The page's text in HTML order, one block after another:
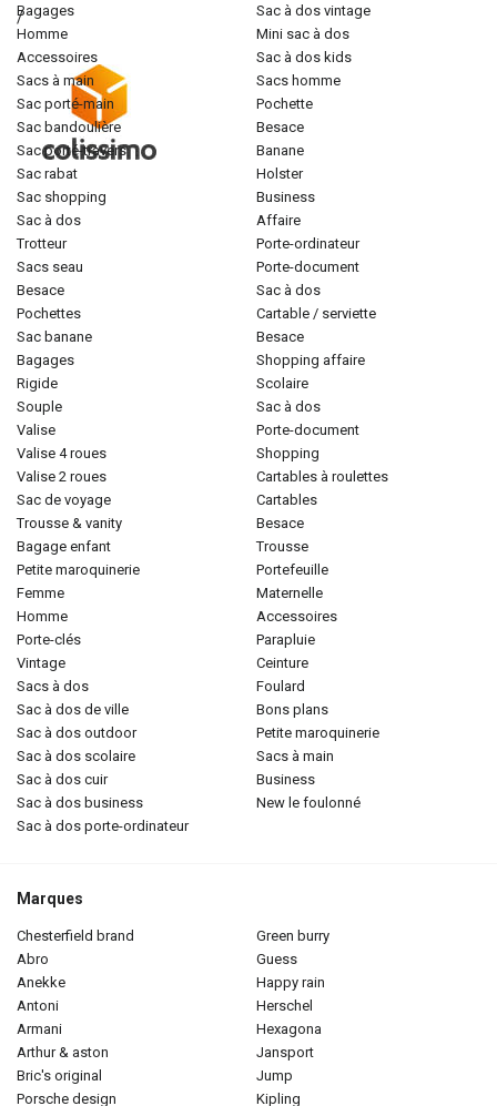
/ bagages
homme
accessoires
sacs à main
sac porté-main
sac bandoulière
sac porté-travers
sac rabat
sac shopping
sac à dos
trotteur
sacs seau
besace
pochettes
sac banane
bagages
rigide
souple
valise
valise 4 roues
valise 2 roues
sac de voyage
trousse & vanity
bagage enfant
petite maroquinerie
femme
homme
porte-clés
vintage
sacs à dos
sac à dos de ville
sac à dos outdoor
sac à dos scolaire
sac à dos cuir
sac à dos business
sac à dos porte-ordinateur
sac à dos vintage
mini sac à dos
sac à dos kids
sacs homme
pochette
besace
banane
holster
business
affaire
porte-ordinateur
porte-document
sac à dos
cartable / serviette
besace
shopping affaire
scolaire
sac à dos
porte-document
shopping
cartables à roulettes
cartables
besace
trousse
portefeuille
maternelle
accessoires
parapluie
ceinture
foulard
bons plans
petite maroquinerie
sacs à main
business
new le foulonné
Marques
chesterfield brand
abro
anekke
antoni
armani
arthur & aston
bric's original
porsche design
green burry
guess
happy rain
herschel
hexagona
jansport
jump
kipling